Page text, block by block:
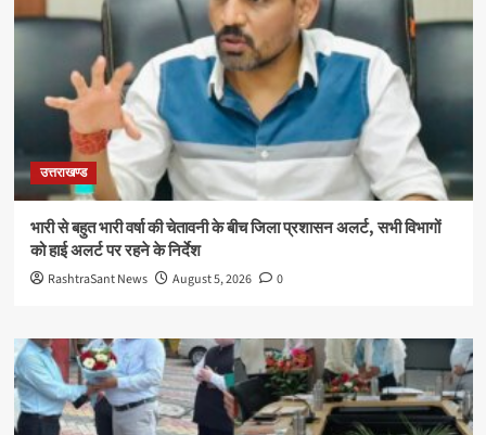
उत्तराखण्ड
भारी से बहुत भारी वर्षा की चेतावनी के बीच जिला प्रशासन अलर्ट, सभी विभागों
को हाई अलर्ट पर रहने के निर्देश
RashtraSant News August 5, 2026 0